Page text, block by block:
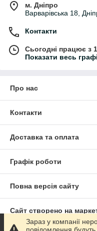
м. Дніпро
Варварівська 18,
Контакти
Сьогодні працює з
Показати весь
Про нас
Контакти
Доставка та оплата
Графік роботи
Повна версія сайту
Сайт створено на
Зараз у компанії